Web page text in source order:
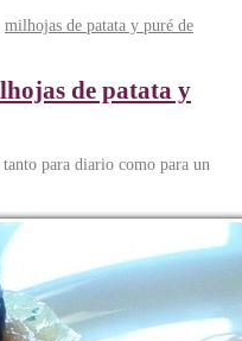
milhojas de patata y puré de
de patata y
para diario como para un